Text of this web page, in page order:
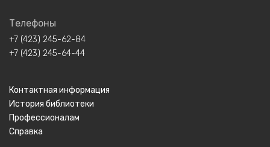
Телефоны
+7 (423) 245-62-84
+7 (423) 245-64-44
Контактная информация
История библиотеки
Профессионалам
Справка